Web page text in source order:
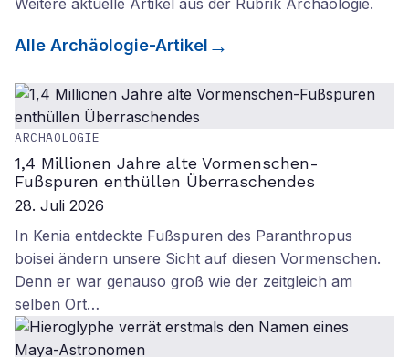
Weitere aktuelle Artikel aus der Rubrik Archäologie.
Alle Archäologie-Artikel
ARCHÄOLOGIE
1,4 Millionen Jahre alte Vormenschen-
Fußspuren enthüllen Überraschendes
28. Juli 2026
In Kenia entdeckte Fußspuren des Paranthropus
boisei ändern unsere Sicht auf diesen Vormenschen.
Denn er war genauso groß wie der zeitgleich am
selben Ort…